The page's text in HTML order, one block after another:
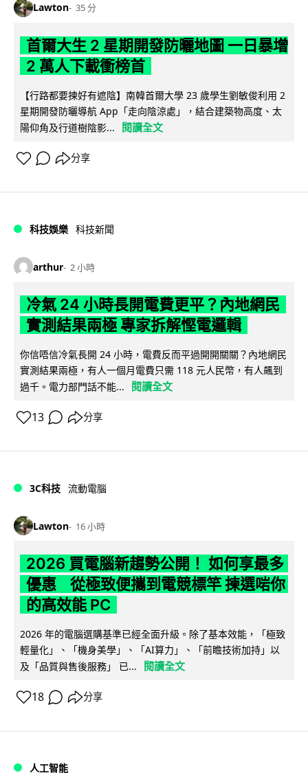
Lawton 35 分
首爾大生 2 星期開發防曬地圖 一日暴增
2 萬人下載衝榜首
【行路都要揀好有遮陰】南韓首爾大學 23 歲學生劉敏俊利用 2
星期開發防曬導航 App「走向陰涼處」，結合建築物高度、太
陽仰角及行道樹陰影...
閱讀全文
分享
科技娛樂 科技新聞
arthur 2 小時
冷氣 24 小時長開電費更平？內地網民
實測結果兩極 專家拆解慳電邏輯
你信唔信冷氣長開 24 小時，電費反而平過開開關關？內地網民
實測結果兩極，有人一個月電費只需 118 元人民幣，有人飆到
過千。電力部門話不能...
閱讀全文
13 分享
3C科技 流動電腦
Lawton 16 小時
2026 買電腦新趨勢公開！ 如何享最多
優惠 從極致便攜到電競標竿 揀選啱你
的高效能 PC
2026 年的電腦選購基準已經全面升級。除了基本效能，「極致
輕量化」、「機身美學」、「AI算力」、「前瞻技術加持」以
及「品質與售後服務」 已...
閱讀全文
18 分享
人工智能